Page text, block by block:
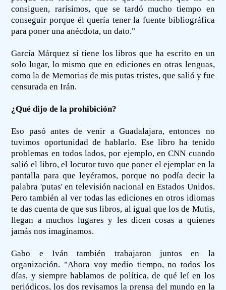
consiguen, rarísimos, que se tardó mucho tiempo en
conseguir porque él quería tener la fuente bibliográfica
para poner una anécdota, un dato."
García Márquez sí tiene los libros que ha escrito en un
solo lugar, lo mismo que en ediciones en otras lenguas,
como la de Memorias de mis putas tristes, que salió y fue
censurada en Irán.
¿Qué dijo de la prohibición?
Eso pasó antes de venir a Guadalajara, entonces no
tuvimos oportunidad de hablarlo. Ese libro ha tenido
problemas en todos lados, por ejemplo, en CNN cuando
salió el libro, el locutor tuvo que poner el ejemplar en la
pantalla para que leyéramos, porque no podía decir la
palabra 'putas' en televisión nacional en Estados Unidos.
Pero también al ver todas las ediciones en otros idiomas
te das cuenta de que sus libros, al igual que los de Mutis,
llegan a muchos lugares y les dicen cosas a quienes
jamás nos imaginamos.
Gabo e Iván también trabajaron juntos en la
organización. "Ahora voy medio tiempo, no todos los
días, y siempre hablamos de política, de qué leí en los
periódicos, los dos revisamos la prensa del mundo en la